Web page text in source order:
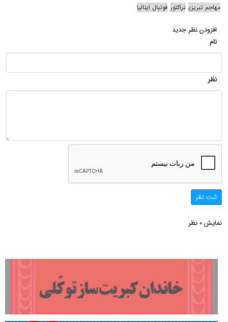
مهاجم تبریزی تراکتور فوتبال ایتالیا
افزودن نظر جدید
نام
نظر
ثبت نظر
نمایش 0 نظر